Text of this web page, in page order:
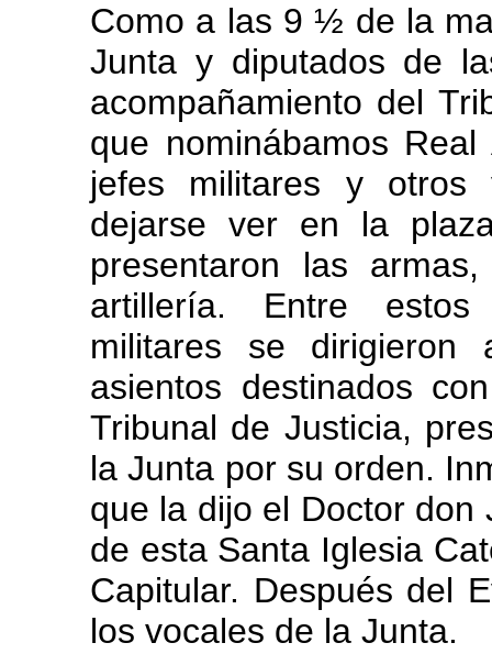
Como a las 9 ½ de la
Junta y diputados de
acompañamiento del
que nominábamos
jefes militares y otros
dejarse ver en la
presentaron las
artillería. Entre estos
militares se
asientos destinados
Tribunal de Justicia,
la Junta por su orden.
que la dijo el Doctor don
de esta Santa Iglesia
Capitular. Después del
los vocales de la Junta.